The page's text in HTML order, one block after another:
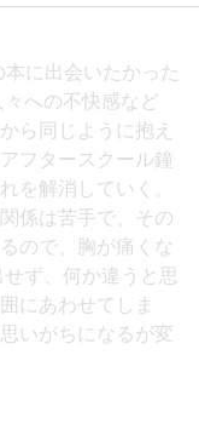
に出会いたかった
への不快感など
ら同じように抱え
フタースクール鐘
を解消していく。
係は苦手で、その
ので、胸が痛くな
ず、何か違うと思
にあわせてしま
いがちになるが変